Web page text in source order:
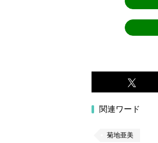
関連ワード
菊地亜美